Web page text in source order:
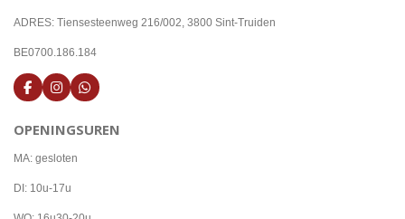
ADRES: Tiensesteenweg 216/002, 3800 Sint-Truiden
BE0700.186.184
F
a
e
o
k
I
n
g
a
m
W
h
t
OPENINGSUREN
MA: gesloten
DI: 10u-17u